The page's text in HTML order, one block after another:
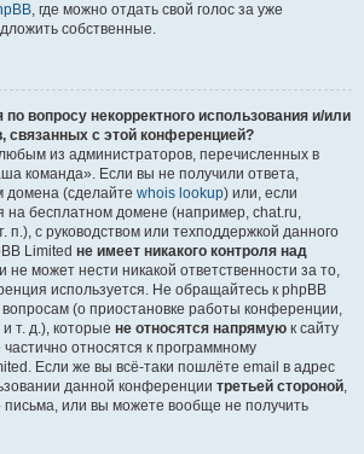
, где можно отдать свой голос за уже
собственные.
вопросу некорректного использования и/или
связанных с этой конференцией?
из администраторов, перечисленных в
команда». Если вы не получили ответа,
домена (сделайте whois lookup) или, если
на бесплатном домене (например, chat.ru,
п.), с руководством или техподдержкой данного
Limited не имеет никакого контроля над
и не может нести никакой ответственности за то,
используется. Не обращайтесь к phpBB
(о приостановке работы конференции,
т. д.), которые не относятся напрямую к сайту
относятся к программному
Если же вы всё-таки пошлёте email в адрес
данной конференции третьей стороной,
письма, или вы можете вообще не получить